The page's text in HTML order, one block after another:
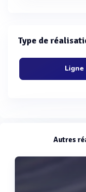
Type de
Autres